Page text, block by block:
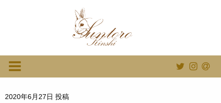
2020年6月27日 投稿